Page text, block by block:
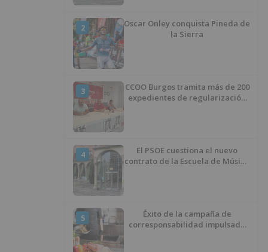
2
Oscar Onley conquista Pineda de
la Sierra
3
CCOO Burgos tramita más de 200
expedientes de regularización
4
El PSOE cuestiona el nuevo
contrato de la Escuela de Música
5
Éxito de la campaña de
corresponsabilidad impulsada